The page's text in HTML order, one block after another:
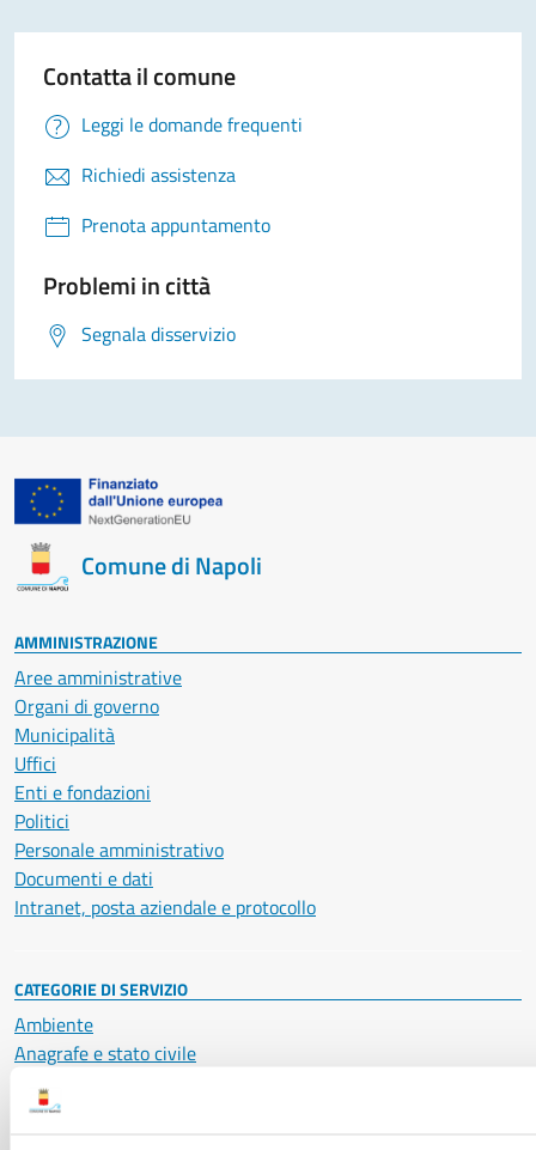
Contatta il comune
Leggi le domande frequenti
Richiedi assistenza
Prenota appuntamento
Problemi in città
Segnala disservizio
Comune di Napoli
AMMINISTRAZIONE
Aree amministrative
Organi di governo
Municipalità
Uffici
Enti e fondazioni
Politici
Personale amministrativo
Documenti e dati
Intranet, posta aziendale e protocollo
CATEGORIE DI SERVIZIO
Ambiente
Anagrafe e stato civile
Autorizzazioni
Cultura e tempo libero